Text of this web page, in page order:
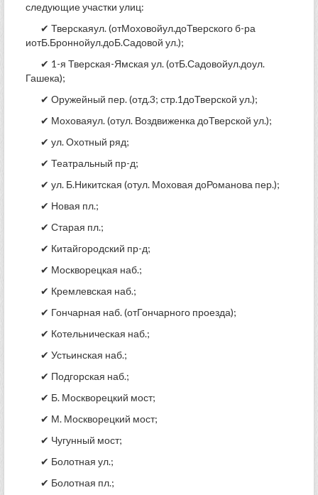
следующие участки улиц:
✔ Тверскаяул. (отМоховойул.доТверского б-ра
иотБ.Броннойул.доБ.Садовой ул.);
✔ 1-я Тверская-Ямская ул. (отБ.Садовойул.доул.
Гашека);
✔ Оружейный пер. (отд.3; стр.1доТверской ул.);
✔ Моховаяул. (отул. Воздвиженка доТверской ул.);
✔ ул. Охотный ряд;
✔ Театральный пр-д;
✔ ул. Б.Никитская (отул. Моховая доРоманова пер.);
✔ Новая пл.;
✔ Старая пл.;
✔ Китайгородский пр-д;
✔ Москворецкая наб.;
✔ Кремлевская наб.;
✔ Гончарная наб. (отГончарного проезда);
✔ Котельническая наб.;
✔ Устьинская наб.;
✔ Подгорская наб.;
✔ Б. Москворецкий мост;
✔ М. Москворецкий мост;
✔ Чугунный мост;
✔ Болотная ул.;
✔ Болотная пл.;